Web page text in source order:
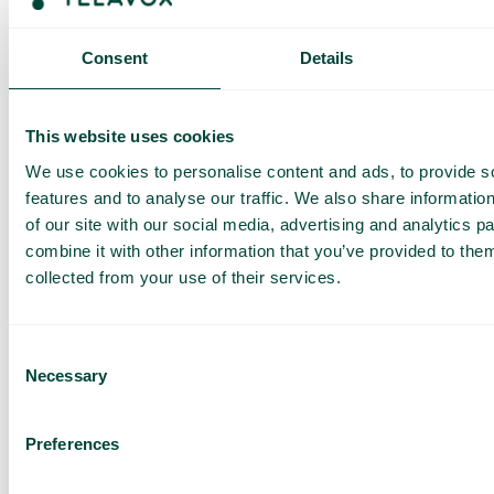
Consent Details
This website uses cookies
We use cookies to personalise content and ads, to provide
features and to analyse our traffic. We also share
of our site with our social media, advertising and analytics
combine it with other information that you’ve provided to
collected from your use of their services.
Selection
Necessary
Preferences
Så fungerar det
Vanliga frågor och svar
läsa mer.